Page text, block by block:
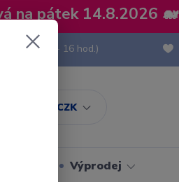
na pátek 14.8.2026 🐋
CZK
(Po-Pá, 8 - 16 hod.)
Výprodej